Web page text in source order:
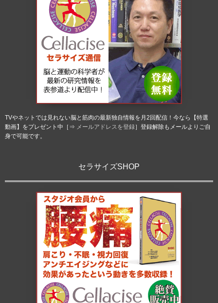
TVやネットでは見れない脳と筋肉の最新独自情報を月2回配信！今なら【特選
動画】をプレゼント中［⇒ メールアドレスを登録］登録解除もメールよりご自
身で可能です。
セラサイズSHOP